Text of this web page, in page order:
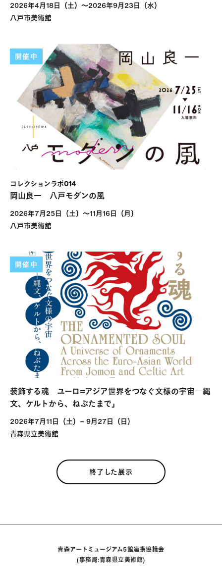
2026年4月18日（土）～2026年9月23日（水）
八戸市美術館
開催中
コレクションラボ014
岡山良一 八戸モダンの風
2026年7月25日（土）～11月16日（月）
八戸市美術館
開催中
装飾する魂 ユーロ=アジア世界をつなぐ文様の宇宙―縄
文、ケルトから、ねぶたまで」
2026年7月11日（土）− 9月27日（日）
青森県立美術館
終了した展示
青森アートミュージアム5館連携協議会
(事務局:青森県立美術館)